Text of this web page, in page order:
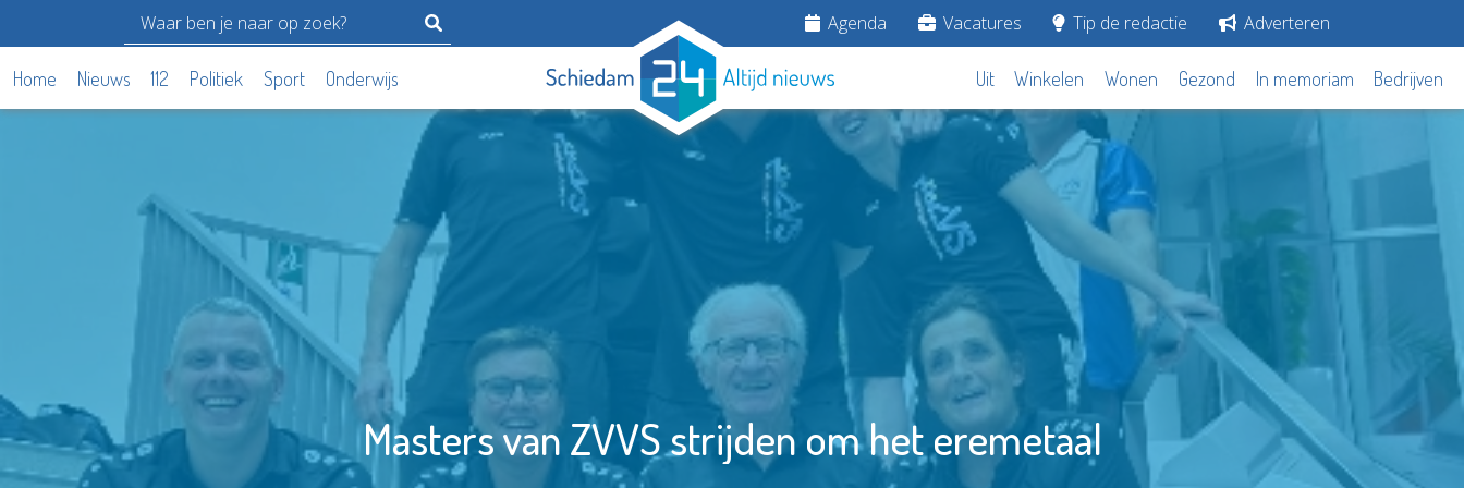
Agenda Vacatures Tip de redactie Adverteren
Home Nieuws 112 Politiek Sport Onderwijs Uit Winkelen Wonen Gezond In memoriam Bedrijven
Masters van ZVVS strijden om het eremetaal